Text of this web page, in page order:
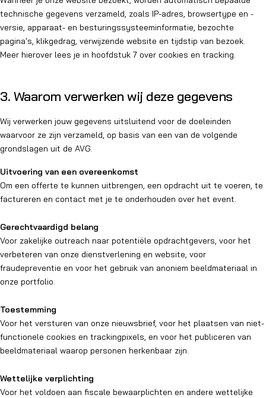
technische gegevens verzameld, zoals IP-adres, browsertype en -
versie, apparaat- en besturingssysteeminformatie, bezochte
pagina's, klikgedrag, verwijzende website en tijdstip van bezoek.
Meer hierover lees je in hoofdstuk 7 over cookies en tracking.
3. Waarom verwerken wij deze gegevens
Wij verwerken jouw gegevens uitsluitend voor de doeleinden
waarvoor ze zijn verzameld, op basis van een van de volgende
grondslagen uit de AVG.
Uitvoering van een overeenkomst
Om een offerte te kunnen uitbrengen, een opdracht uit te voeren, te
factureren en contact met je te onderhouden over het event.
Gerechtvaardigd belang
Voor zakelijke outreach naar potentiële opdrachtgevers, voor het
verbeteren van onze dienstverlening en website, voor
fraudepreventie en voor het gebruik van anoniem beeldmateriaal in
onze portfolio.
Toestemming
Voor het versturen van onze nieuwsbrief, voor het plaatsen van niet-
functionele cookies en trackingpixels, en voor het publiceren van
beeldmateriaal waarop personen herkenbaar zijn.
Wettelijke verplichting
Voor het voldoen aan fiscale bewaarplichten en andere wettelijke